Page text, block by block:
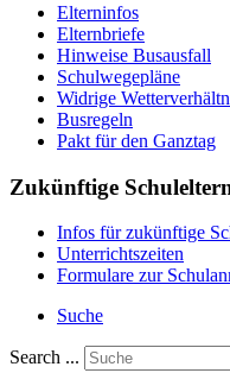
Elterninfos
Elternbriefe
Hinweise Busausfall
Schulwegepläne
Widrige
Busregeln
Pakt für den Ganztag
Zukünftige
Infos für zukünftige
Unterrichtszeiten
Formulare zur
Suche
Search ...